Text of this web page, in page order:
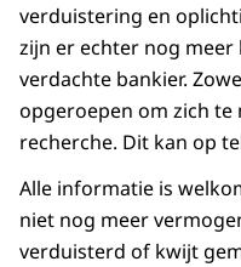
verduistering en
zijn er echter nog
verdachte bankier.
opgeroepen om zich te
recherche. Dit kan op
Alle informatie is
niet nog meer
verduisterd of kwijt